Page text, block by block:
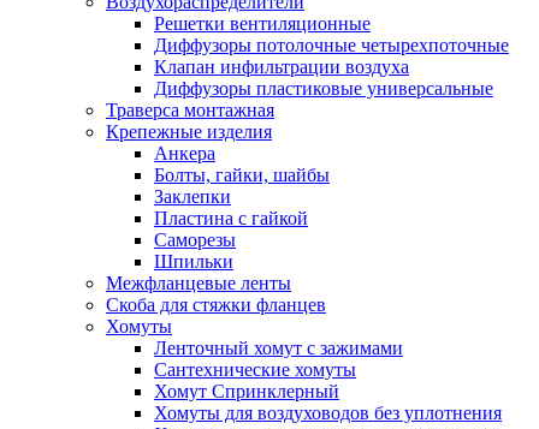
Решетки вентиляционные
Диффузоры потолочные четырехпоточные
Клапан инфильтрации воздуха
Диффузоры пластиковые универсальные
Траверса монтажная
Крепежные изделия
Анкера
Болты, гайки, шайбы
Заклепки
Пластина с гайкой
Саморезы
Шпильки
Межфланцевые ленты
Скоба для стяжки фланцев
Хомуты
Ленточный хомут с зажимами
Сантехнические хомуты
Хомут Спринклерный
Хомуты для воздуховодов без уплотнения